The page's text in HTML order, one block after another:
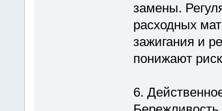
замены.
расходных
зажигания и
понижают
6.